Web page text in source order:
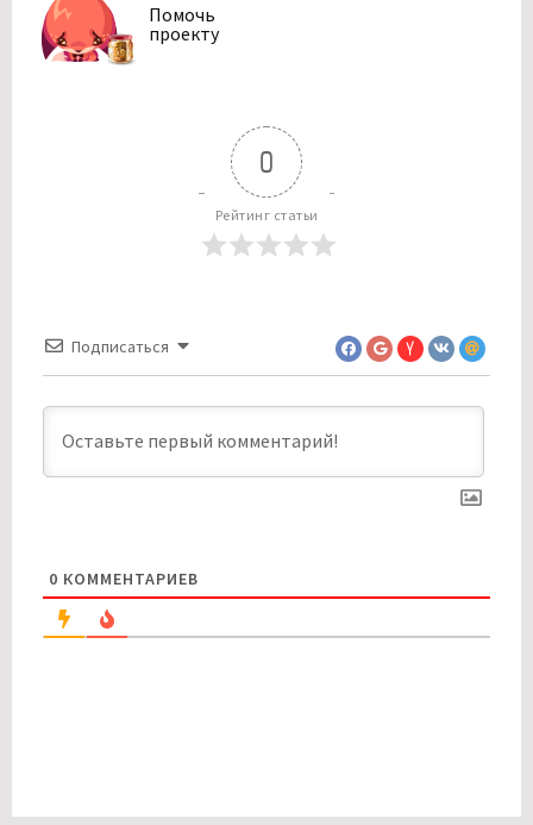
Помочь
проекту
0
Рейтинг статьи
Подписаться
0 КОММЕНТАРИЕВ